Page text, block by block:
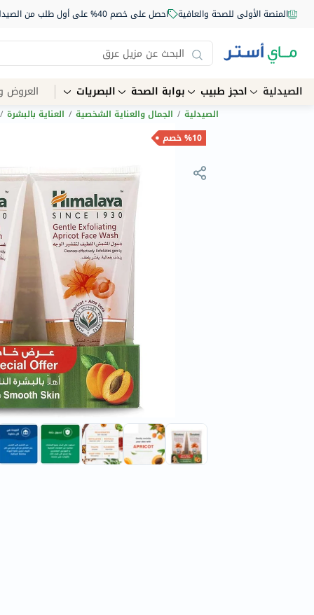
المنصة الأولى للصحة والعافية احصل على خصم 40% على أول طلب من الصيدلية أونلاين استخدم الكود: NEW40
الصيدلية احجز طبيب بوابة الصحة البصريات العروض
الصيدلية / الجمال والعناية الشخصية / العناية بالبشرة /
%10 خصم
35% خصم